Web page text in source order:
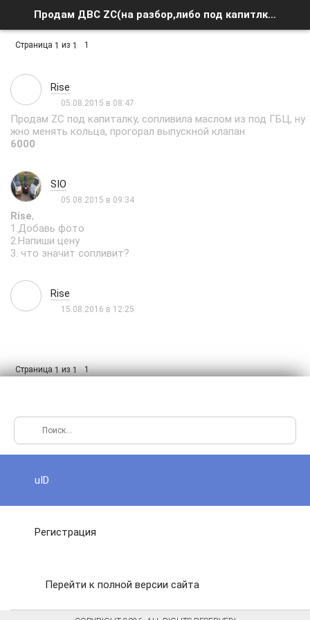
Продам ДВС ZC(на разбор,либо под капитлку) - Список форумов
Страница 1 из 1 1
Rise
05.08.2015 в 08:47
Продам ZC под капиталку, сопливила маслом из под ГБЦ, ну
жно менять кольца, прогорал выпускной клапан
6000
SIO
05.08.2015 в 09:34
Rise,
1.Добавь фото
2.Напиши цену
3. что значит сопливит?
Rise
15.08.2016 в 12:25
Страница1из1 1
uID
Регистрация
Перейти к полной версии сайта